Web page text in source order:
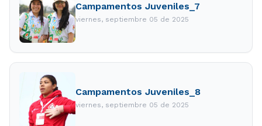
Campamentos Juveniles_7
viernes, septiembre 05 de 2025
Campamentos Juveniles_8
viernes, septiembre 05 de 2025